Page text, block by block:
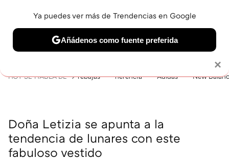
BELLEZA SHOPPING VIAJES GASTRO SNEAKERS
HOY SE HABLA DE rebajas herencia Adidas New
Doña Letizia se apunta a la
tendencia de lunares con este
fabuloso vestido
×
Ya puedes ver más de Trendencias en Google
Añádenos como fuente preferida